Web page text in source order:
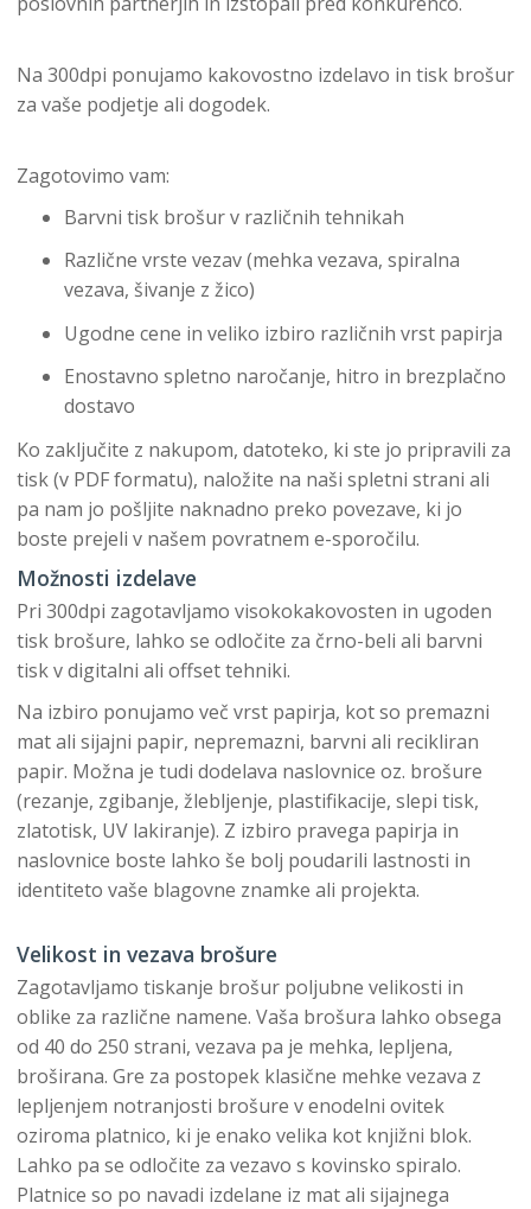
Na 300dpi ponujamo kakovostno izdelavo in tisk brošur
za vaše podjetje ali dogodek.
Zagotovimo vam:
Barvni tisk brošur v različnih tehnikah
Različne vrste vezav (mehka vezava, spiralna
vezava, šivanje z žico)
Ugodne cene in veliko izbiro različnih vrst papirja
Enostavno spletno naročanje, hitro in brezplačno
dostavo
Ko zaključite z nakupom, datoteko, ki ste jo pripravili za
tisk (v PDF formatu), naložite na naši spletni strani ali
pa nam jo pošljite naknadno preko povezave, ki jo
boste prejeli v našem povratnem e-sporočilu.
Možnosti izdelave
Pri 300dpi zagotavljamo visokokakovosten in ugoden
tisk brošure, lahko se odločite za črno-beli ali barvni
tisk v digitalni ali offset tehniki.
Na izbiro ponujamo več vrst papirja, kot so premazni
mat ali sijajni papir, nepremazni, barvni ali recikliran
papir. Možna je tudi dodelava naslovnice oz. brošure
(rezanje, zgibanje, žlebljenje, plastifikacije, slepi tisk,
zlatotisk, UV lakiranje). Z izbiro pravega papirja in
naslovnice boste lahko še bolj poudarili lastnosti in
identiteto vaše blagovne znamke ali projekta.
Velikost in vezava brošure
Zagotavljamo tiskanje brošur poljubne velikosti in
oblike za različne namene. Vaša brošura lahko obsega
od 40 do 250 strani, vezava pa je mehka, lepljena,
broširana. Gre za postopek klasične mehke vezava z
lepljenjem notranjosti brošure v enodelni ovitek
oziroma platnico, ki je enako velika kot knjižni blok.
Lahko pa se odločite za vezavo s kovinsko spiralo.
Platnice so po navadi izdelane iz mat ali sijajnega